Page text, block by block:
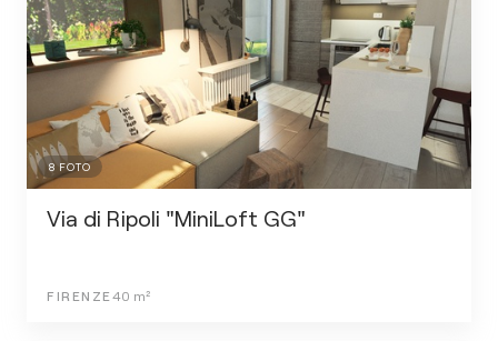
8FOTO
Via di Ripoli "MiniLoft GG"
FIRENZE 40 m²